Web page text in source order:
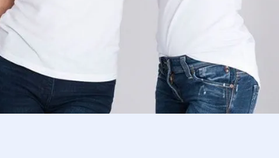
Gefärbtes Haar
Gelocktes Haar
Normales Haar